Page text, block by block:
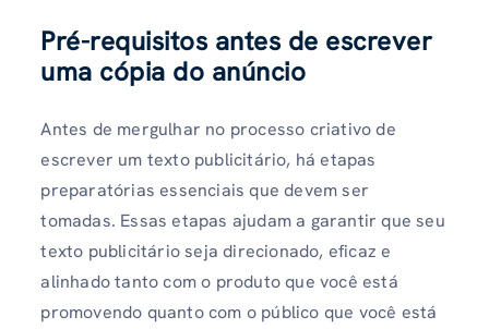
Pré-requisitos antes de escrever
uma cópia do anúncio
Antes de mergulhar no processo criativo de
escrever um texto publicitário, há etapas
preparatórias essenciais que devem ser
tomadas. Essas etapas ajudam a garantir que seu
texto publicitário seja direcionado, eficaz e
alinhado tanto com o produto que você está
promovendo quanto com o público que você está